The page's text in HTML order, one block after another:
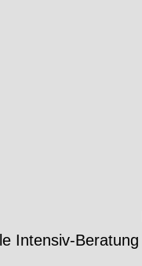
Intensiv-Beratung